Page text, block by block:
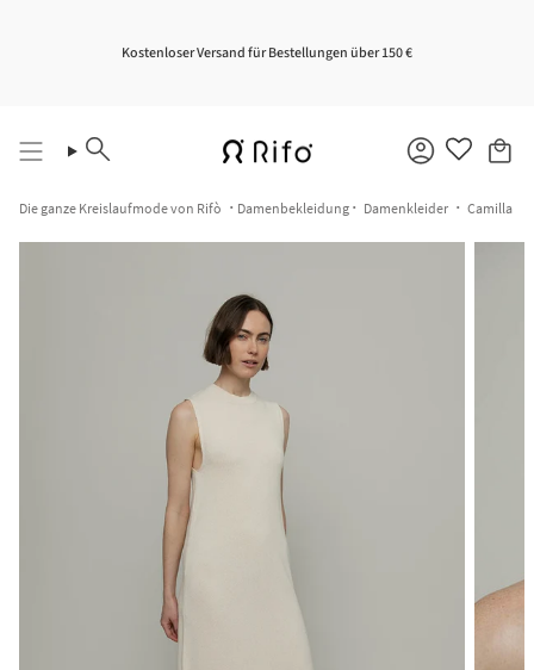
Kostenloser Versand für Bestellungen über 150 €
Suche Konto
Die ganze Kreislaufmode von Rifò Damenbekleidung Damenkleider Camilla